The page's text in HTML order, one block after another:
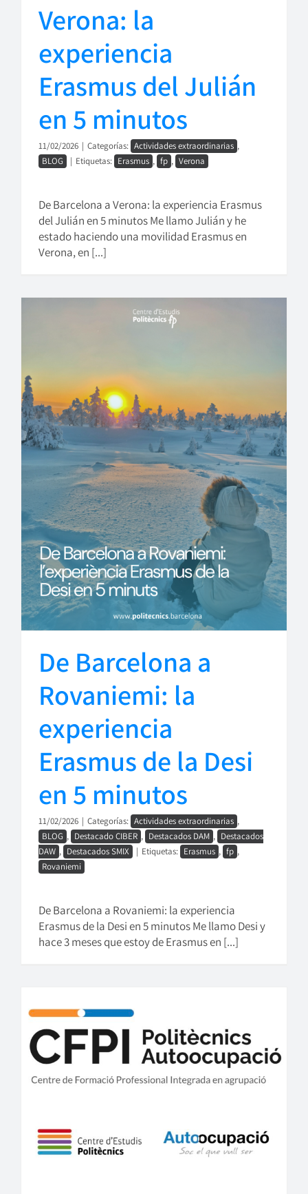
Verona: la
experiencia
Erasmus del Julián
en 5 minutos
11/02/2026 | Categorías: Actividades extraordinarias ,
BLOG
| Etiquetas: Erasmus , fp , Verona
De Barcelona a Verona: la experiencia Erasmus
del Julián en 5 minutos Me llamo Julián y he
estado haciendo una movilidad Erasmus en
Verona, en [...]
De Barcelona a
Rovaniemi: la
experiencia
Erasmus de la Desi
en 5 minutos
11/02/2026 | Categorías: Actividades extraordinarias ,
BLOG , Destacado CIBER , Destacados DAM , Destacados
DAW , Destacados SMIX | Etiquetas: Erasmus , fp ,
Rovaniemi
De Barcelona a Rovaniemi: la experiencia
Erasmus de la Desi en 5 minutos Me llamo Desi y
hace 3 meses que estoy de Erasmus en [...]